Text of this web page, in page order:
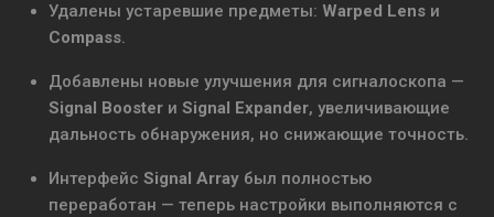
Удалены устаревшие предметы: Warped Lens и
Compass.
Добавлены новые улучшения для сигналоскопа —
Signal Booster и Signal Expander, увеличивающие
дальность обнаружения, но снижающие точность.
Интерфейс Signal Array был полностью
переработан — теперь настройки выполняются с